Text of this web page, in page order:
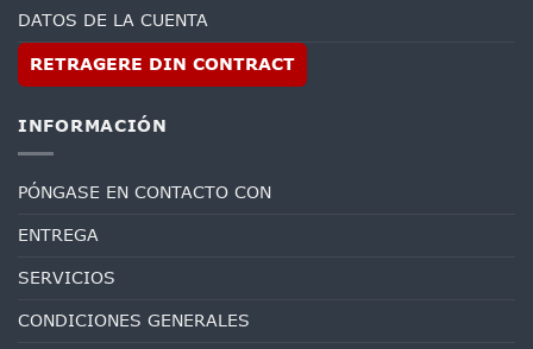
DATOS DE LA CUENTA
RETRAGERE DIN CONTRACT
INFORMACIÓN
PÓNGASE EN CONTACTO CON
ENTREGA
SERVICIOS
CONDICIONES GENERALES